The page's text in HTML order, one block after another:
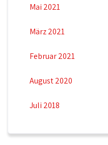
Mai 2021
März 2021
Februar 2021
August 2020
Juli 2018